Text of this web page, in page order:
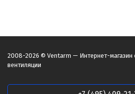
2008-2026 © Ventarm — Интернет-магазин
вентиляции